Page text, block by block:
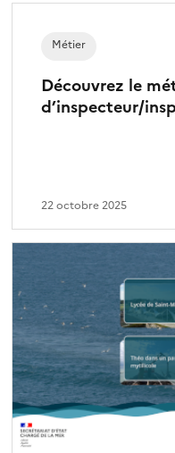
Découvrez le
d’inspecteur/
Métier
22 octobre 2025